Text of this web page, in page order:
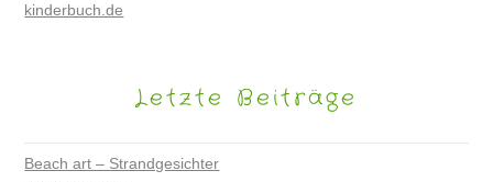
kinderbuch.de
Letzte Beiträge
Beach art – Strandgesichter